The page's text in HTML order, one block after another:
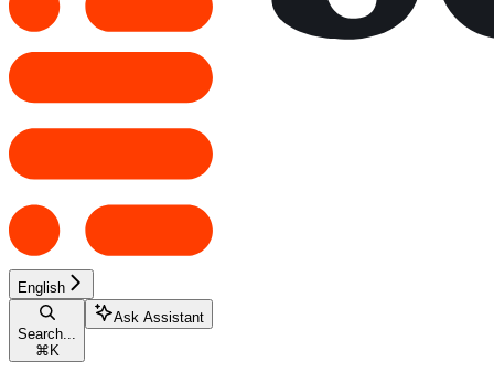
English
Search...
⌘ K
Ask Assistant